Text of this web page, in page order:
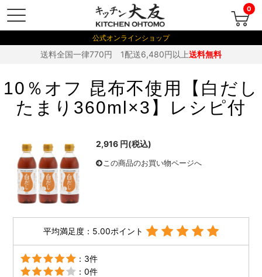
0
公式オンラインショップ
送料全国一律770円 1配送6,480円以上送料無料
10％オフ 昆布不使用【白だし
たまり360ml×3】レシピ付
2,916 円(税込)
この商品のお買い物ページへ
平均満足度：5.00ポイント
：3件
：0件